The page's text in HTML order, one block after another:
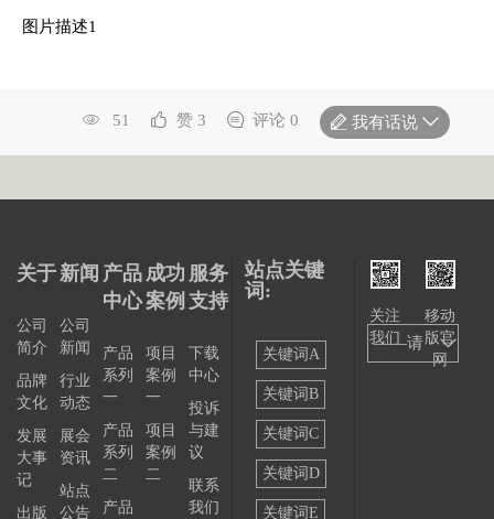
图片描述1
51 赞 3 评论 0 我有话说
关于
公司
简介
品牌
文化
发展
大事
记
出版
新闻
公司
新闻
行业
动态
展会
资讯
站点
公告
产品
中心
产品
系列
一
产品
系列
二
产品
成功
案例
项目
案例
一
项目
案例
二
服务
支持
下载
中心
投诉
与建
议
联系
我们
站点关键
词:
关键词A
关键词B
关键词C
关键词D
关键词E
关注
我们
移动
版官
网
——请